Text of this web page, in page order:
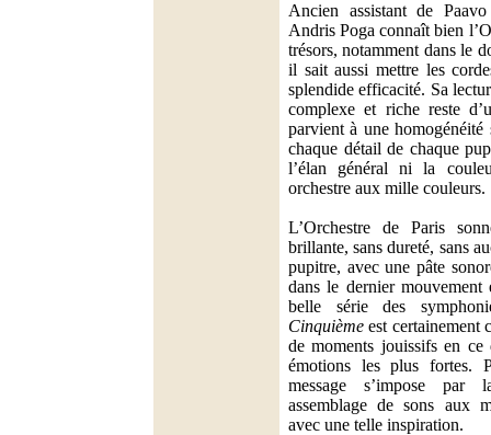
Ancien assistant de
Andris Poga connaît bien
trésors, notamment dans le
il sait aussi mettre les
splendide efficacité. Sa
complexe et riche reste
parvient à une homogénéité
chaque détail de chaque
l’élan général ni la
orchestre aux mille couleurs.
L’Orchestre de Paris
brillante, sans dureté, sans
pupitre, avec une pâte
dans le dernier
belle série des
Cinquième est certainement
de moments jouissifs en ce
émotions les plus fortes.
message s’impose
assemblage de sons aux
avec une telle inspiration.